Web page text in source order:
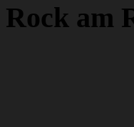
Rock am